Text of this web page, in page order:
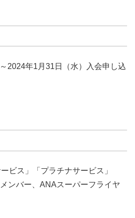
2024年1月31日（水）入会申し込
ビス」「プラチナサービス」
ンバー、ANAスーパーフライヤ